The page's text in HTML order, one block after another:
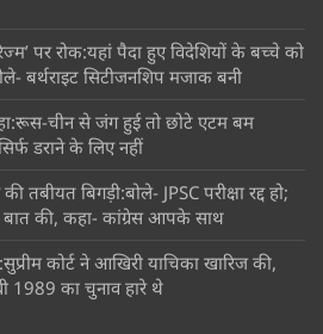
पर रोक:यहां पैदा हुए विदेशियों के बच्चे को
बर्थराइट सिटीजनशिप मजाक बनी
चीन से जंग हुई तो छोटे एटम बम
डराने के लिए नहीं
बिगड़ी:बोले- JPSC परीक्षा रद्द हो;
से बात की, कहा- कांग्रेस आपके साथ
कोर्ट ने आखिरी याचिका खारिज की,
1989 का चुनाव हारे थे